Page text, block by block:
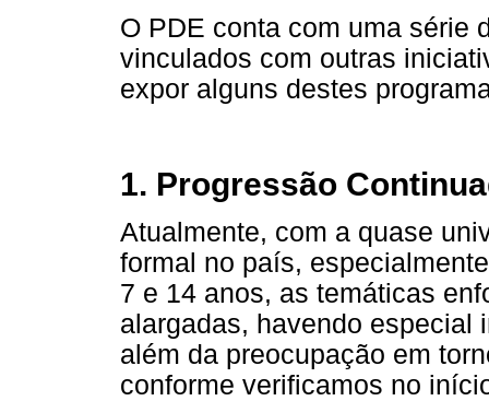
O PDE conta com uma série
vinculados com outras
expor alguns destes
1. Progressão
Atualmente, com a quase
formal no país,
7 e 14 anos, as temáticas
alargadas, havendo especial
além da preocupação em
conforme verificamos no